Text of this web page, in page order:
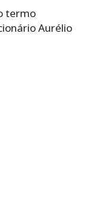
termo
Aurélio